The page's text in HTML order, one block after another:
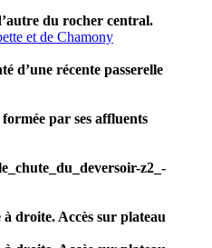
du rocher central.
et de Chamony
d’une récente passerelle
par ses affluents
z2_-
droite. Accès sur plateau